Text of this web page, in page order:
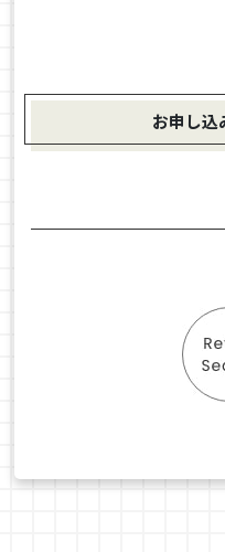
お申し込